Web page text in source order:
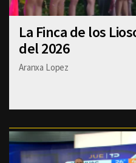
La Finca de los
del 2026
Aranxa Lopez